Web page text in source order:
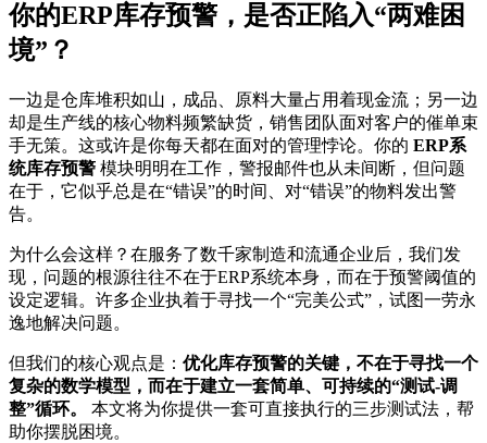
你的ERP库存预警，是否正陷入“两难困
境”？
一边是仓库堆积如山，成品、原料大量占用着现金流；另一边
却是生产线的核心物料频繁缺货，销售团队面对客户的催单束
手无策。这或许是你每天都在面对的管理悖论。你的 ERP系
统库存预警 模块明明在工作，警报邮件也从未间断，但问题
在于，它似乎总是在“错误”的时间、对“错误”的物料发出警
告。
为什么会这样？在服务了数千家制造和流通企业后，我们发
现，问题的根源往往不在于ERP系统本身，而在于预警阈值的
设定逻辑。许多企业执着于寻找一个“完美公式”，试图一劳永
逸地解决问题。
但我们的核心观点是： 优化库存预警的关键，不在于寻找一个
复杂的数学模型，而在于建立一套简单、可持续的“测试-调
整”循环。
本文将为你提供一套可直接执行的三步测试法，帮
助你摆脱困境。